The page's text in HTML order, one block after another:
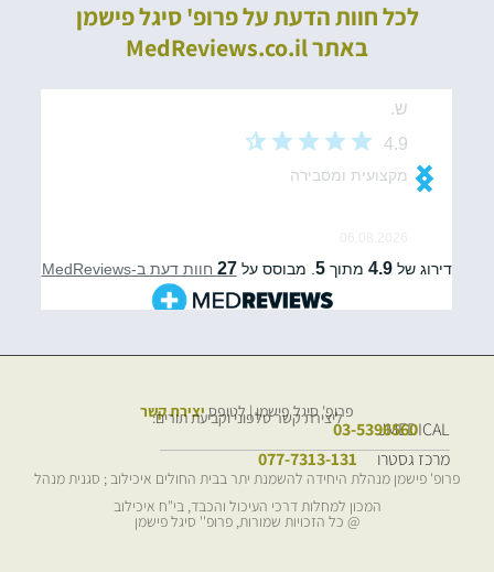
לכל חוות הדעת על פרופ' סיגל פישמן
באתר MedReviews.co.il
פרופ' סיגל פישמן | לטופסיצירת קשר
ליצירת קשר טלפוני וקביעת תורים:
JMEDICAL
03-5396560
מרכז גסטרו
077-7313-131
פרופ' פישמן מנהלת היחידה להשמנת יתר בבית החולים איכילוב ; סגנית מנהל
המכון למחלות דרכי העיכול והכבד, בי"ח איכילוב
@ כל הזכויות שמורות, פרופ'' סיגל פישמן